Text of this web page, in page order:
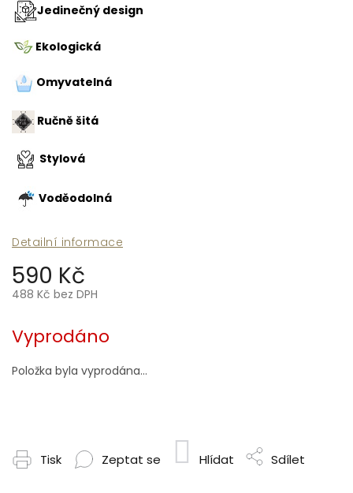
590 Kč
488 Kč bez DPH
cena:
Vyprodáno
Položka byla vyprodána…
Jedinečný design
Ekologická
Omyvatelná
Ručně šitá
Stylová
Voděodolná
Detailní informace
Tisk Zeptat se Hlídat Sdílet